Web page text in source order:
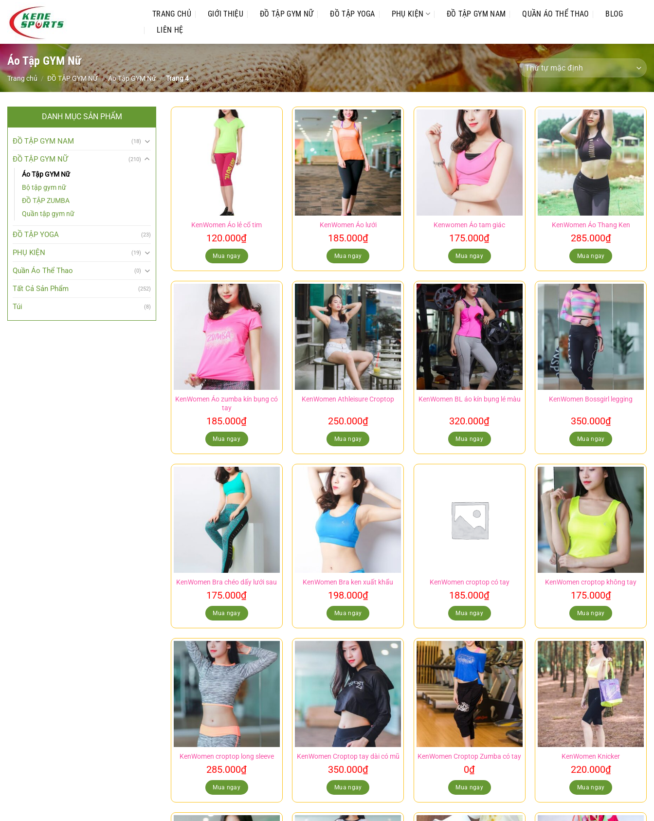
đến
dung
TRANG CHỦ GIỚI THIỆU ĐỒ TẬP GYM NỮ ĐỒ TẬP YOGA PHỤ KIỆN ĐỒ TẬP GYM NAM QUẦN ÁO THỂ THAO
BLOG
LIÊN HỆ
Áo Tập GYM Nữ
Trang chủ / ĐỒ TẬP GYM NỮ / Áo Tập GYM Nữ / Trang 4
DANH MỤC SẢN PHẨM
ĐỒ TẬP GYM NAM (18)
ĐỒ TẬP GYM NỮ (210)
Áo Tập GYM Nữ
Bộ tập gym nữ
ĐỒ TẬP ZUMBA
Quần tập gym nữ
ĐỒ TẬP YOGA (23)
PHỤ KIỆN (19)
Quần Áo Thể Thao (0)
Tất Cả Sản Phẩm (252)
Túi (8)
KenWomen Áo lẻ cổ tim
120.000₫
Mua ngay
KenWomen Áo lưới
185.000₫
Mua ngay
Kenwomen Áo tam giác
175.000₫
Mua ngay
KenWomen Áo Thang Ken
285.000₫
Mua ngay
KenWomen Áo zumba kín bụng có
tay
185.000₫
Mua ngay
KenWomen Athleisure Croptop
250.000₫
Mua ngay
KenWomen BL áo kín bụng lé màu
320.000₫
Mua ngay
KenWomen Bossgirl legging
350.000₫
Mua ngay
KenWomen Bra chéo dấy lưới sau
175.000₫
Mua ngay
KenWomen Bra ken xuất khẩu
198.000₫
Mua ngay
KenWomen croptop có tay
185.000₫
Mua ngay
KenWomen croptop không tay
175.000₫
Mua ngay
KenWomen croptop long sleeve
285.000₫
Mua ngay
KenWomen Croptop tay dài có mũ
350.000₫
Mua ngay
KenWomen Croptop Zumba có tay
0₫
Mua ngay
KenWomen Knicker
220.000₫
Mua ngay